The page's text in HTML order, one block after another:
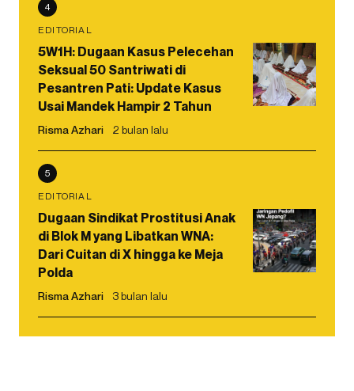
4
EDITORIAL
5W1H: Dugaan Kasus Pelecehan
Seksual 50 Santriwati di
Pesantren Pati: Update Kasus
Usai Mandek Hampir 2 Tahun
Risma Azhari 2 bulan lalu
5
EDITORIAL
Dugaan Sindikat Prostitusi Anak
di Blok M yang Libatkan WNA:
Dari Cuitan di X hingga ke Meja
Polda
Risma Azhari 3 bulan lalu